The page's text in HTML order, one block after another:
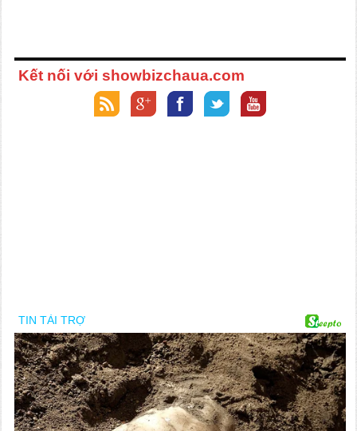
Kết nối với showbizchaua.com